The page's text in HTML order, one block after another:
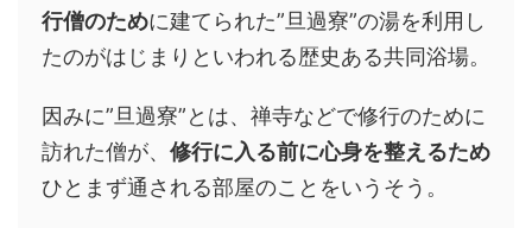
行僧のために建てられた”旦過寮”の湯を利用し
たのがはじまりといわれる歴史ある共同浴場。
因みに”旦過寮”とは、禅寺などで修行のために
訪れた僧が、 修行に入る前に心身を整えるため
ひとまず通される部屋のことをいうそう。